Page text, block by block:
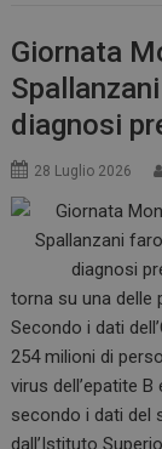
Giornata
diagnosi
28 Luglio 2026
torna su una delle
Secondo i dati
254 milioni di
virus dell’epatite
secondo i dati del
dall’Istituto